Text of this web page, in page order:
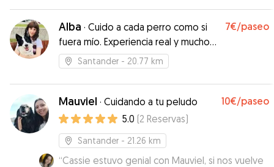
Alba · Cuido a cada perro como si
fuera mío. Experiencia real y mucho
cariño
7€/paseo
Santander - 20.77 km
Mauviel · Cuidando a tu peludo 10€/paseo
5.0 (2 Reservas)
Santander - 21.26 km
“Cassie estuvo genial con Mauviel, si nos vuelve